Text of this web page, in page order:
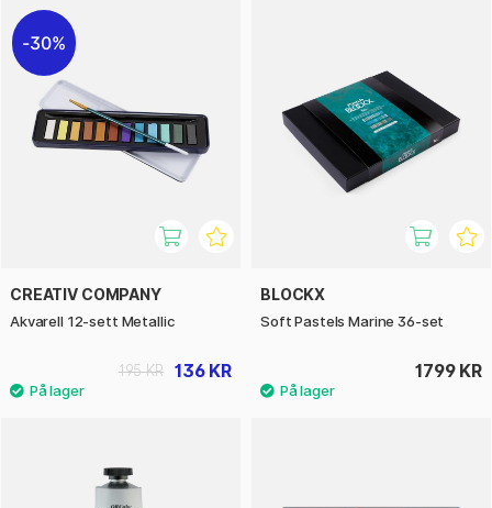
30%
CREATIV COMPANY
Akvarell 12-sett Metallic
136 KR
195 KR
BLOCKX
Soft Pastels Marine 36-set
1799 KR